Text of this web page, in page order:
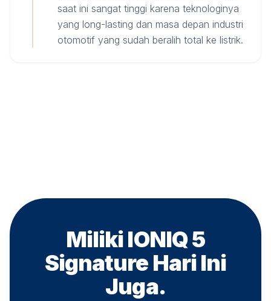
saat ini sangat tinggi karena teknologinya
yang long-lasting dan masa depan industri
otomotif yang sudah beralih total ke listrik.
Miliki IONIQ 5
Signature Hari Ini
Juga.